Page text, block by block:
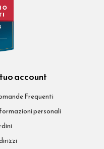
account
Frequenti
personali